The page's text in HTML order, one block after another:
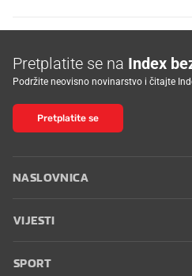
Pretplatite se na Index
Podržite neovisno novinarstvo i čitajte
Pretplatite se
NASLOVNICA
VIJESTI
SPORT